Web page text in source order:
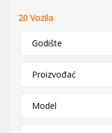
20 Vozila
Godište
Proizvođać
Model